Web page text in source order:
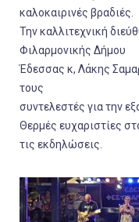
καλοκαιρινές βραδιές.
Την καλλιτεχνική
Φιλαρμονικής Δήμου
Έδεσσας κ, Λάκης
τους
συντελεστές για την
Θερμές ευχαριστίες
τις εκδηλώσεις.